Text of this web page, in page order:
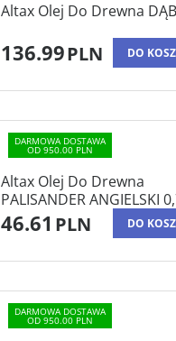
Altax Olej Do Drewna
136.99PLN DO
DARMOWA DOSTAWA
OD 950.00 PLN
Altax Olej Do Drewna
PALISANDER ANGIELSKI
46.61 PLN DO
DARMOWA DOSTAWA
OD 950.00 PLN